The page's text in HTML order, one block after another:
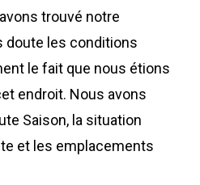
trouvé notre
doute les conditions
le fait que nous étions
endroit. Nous avons
Saison, la situation
et les emplacements